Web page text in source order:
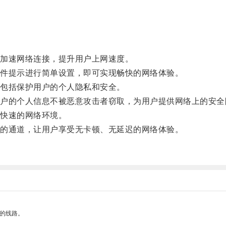
网络连接，提升用户上网速度。
示进行简单设置，即可实现畅快的网络体验。
保护用户的个人隐私和安全。
个人信息不被恶意攻击者窃取，为用户提供网络上的安全
的网络环境。
道，让用户享受无卡顿、无延迟的网络体验。
线路。